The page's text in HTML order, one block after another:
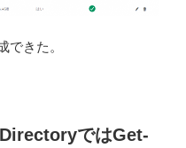
できた。
ではGet-